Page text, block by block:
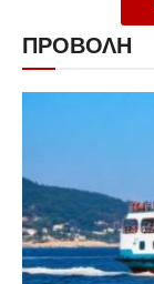
ΠΡΟΒΟΛΗ